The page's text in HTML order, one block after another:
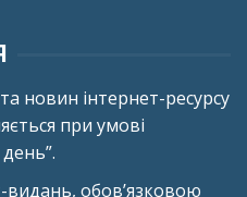
новин інтернет-ресурсу
при умові
видань, обов’язковою